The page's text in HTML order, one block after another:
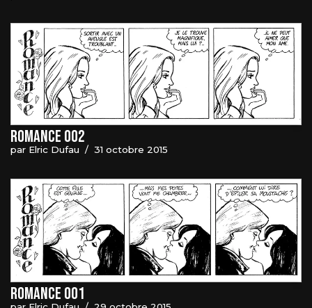
Romance 002
par Elric Dufau 31 octobre 2015
Romance 001